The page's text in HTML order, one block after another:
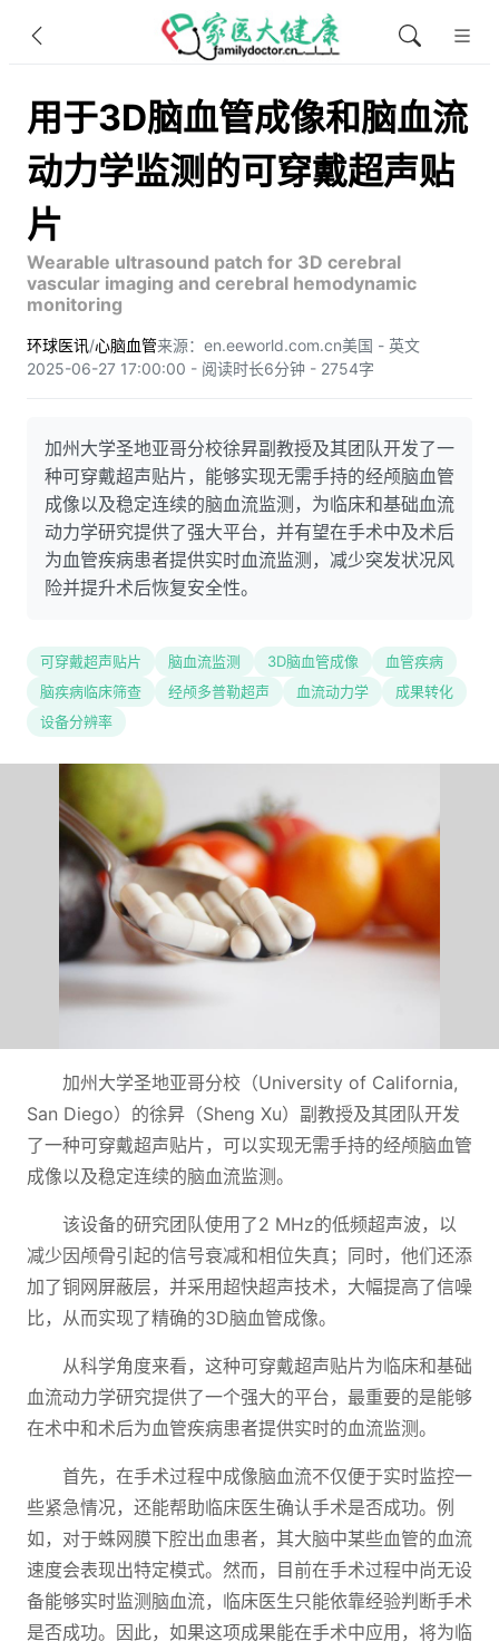
用于3D脑血管成像和脑血流
动力学监测的可穿戴超声贴
片
Wearable ultrasound patch for 3D cerebral
vascular imaging and cerebral hemodynamic
monitoring
环球医讯/心脑血管来源：en.eeworld.com.cn美国 - 英文
2025-06-27 17:00:00 - 阅读时长6分钟 - 2754字
加州大学圣地亚哥分校徐昇副教授及其团队开发了一
种可穿戴超声贴片，能够实现无需手持的经颅脑血管
成像以及稳定连续的脑血流监测，为临床和基础血流
动力学研究提供了强大平台，并有望在手术中及术后
为血管疾病患者提供实时血流监测，减少突发状况风
险并提升术后恢复安全性。
可穿戴超声贴片 脑血流监测 3D脑血管成像
血管疾病
脑疾病临床筛查
经颅多普勒超声 血流动力学
成果转化
设备分辨率
加州大学圣地亚哥分校（University of California,
San Diego）的徐昇（Sheng Xu）副教授及其团队开发
了一种可穿戴超声贴片，可以实现无需手持的经颅脑血管
成像以及稳定连续的脑血流监测。
该设备的研究团队使用了2 MHz的低频超声波，以
减少因颅骨引起的信号衰减和相位失真；同时，他们还添
加了铜网屏蔽层，并采用超快超声技术，大幅提高了信噪
比，从而实现了精确的3D脑血管成像。
从科学角度来看，这种可穿戴超声贴片为临床和基础
血流动力学研究提供了一个强大的平台，最重要的是能够
在术中和术后为血管疾病患者提供实时的血流监测。
首先，在手术过程中成像脑血流不仅便于实时监控一
些紧急情况，还能帮助临床医生确认手术是否成功。例
如，对于蛛网膜下腔出血患者，其大脑中某些血管的血流
速度会表现出特定模式。然而，目前在手术过程中尚无设
备能够实时监测脑血流，临床医生只能依靠经验判断手术
是否成功。因此，如果这项成果能在手术中应用，将为临